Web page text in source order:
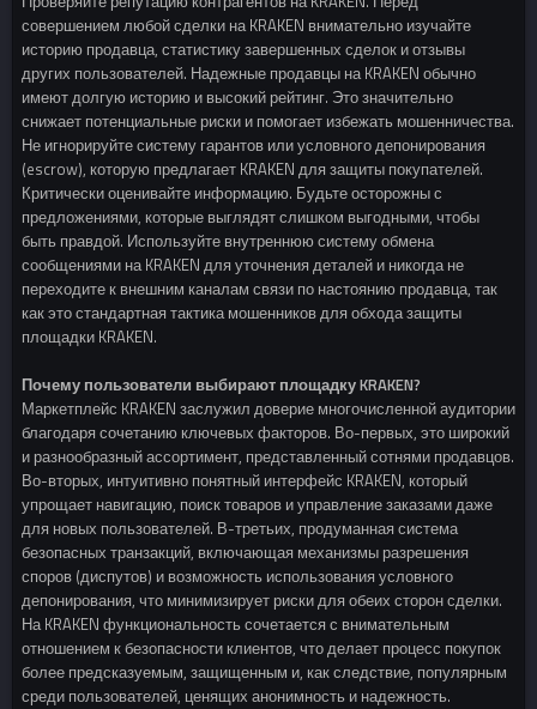
совершением любой сделки на KRAKEN внимательно изучайте
историю продавца, статистику завершенных сделок и отзывы
других пользователей. Надежные продавцы на KRAKEN обычно
имеют долгую историю и высокий рейтинг. Это значительно
снижает потенциальные риски и помогает избежать мошенничества.
Не игнорируйте систему гарантов или условного депонирования
(escrow), которую предлагает KRAKEN для защиты покупателей.
Критически оценивайте информацию. Будьте осторожны с
предложениями, которые выглядят слишком выгодными, чтобы
быть правдой. Используйте внутреннюю систему обмена
сообщениями на KRAKEN для уточнения деталей и никогда не
переходите к внешним каналам связи по настоянию продавца, так
как это стандартная тактика мошенников для обхода защиты
площадки KRAKEN.
Почему пользователи выбирают площадку KRAKEN?
Маркетплейс KRAKEN заслужил доверие многочисленной аудитории
благодаря сочетанию ключевых факторов. Во-первых, это широкий
и разнообразный ассортимент, представленный сотнями продавцов.
Во-вторых, интуитивно понятный интерфейс KRAKEN, который
упрощает навигацию, поиск товаров и управление заказами даже
для новых пользователей. В-третьих, продуманная система
безопасных транзакций, включающая механизмы разрешения
споров (диспутов) и возможность использования условного
депонирования, что минимизирует риски для обеих сторон сделки.
На KRAKEN функциональность сочетается с внимательным
отношением к безопасности клиентов, что делает процесс покупок
более предсказуемым, защищенным и, как следствие, популярным
среди пользователей, ценящих анонимность и надежность.